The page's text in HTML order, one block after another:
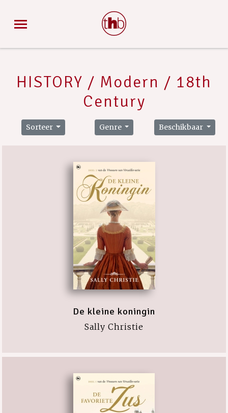
HISTORY / Modern / 18th
Century
Sorteer Genre Beschikbaar
De kleine koningin
Sally Christie